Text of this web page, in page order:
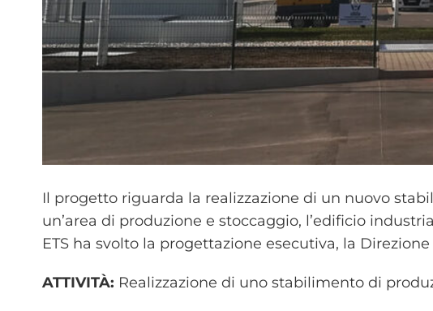
Il progetto riguarda la realizzazione di un nuovo
un’area di produzione e stoccaggio, l’edificio
ETS ha svolto la progettazione esecutiva, la
ATTIVITÀ: Realizzazione di uno stabilimento di